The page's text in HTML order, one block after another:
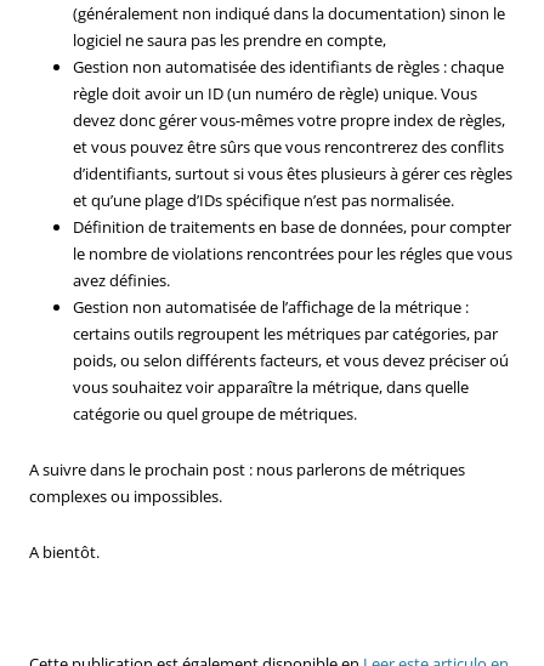
(généralement non indiqué dans la documentation) sinon le
logiciel ne saura pas les prendre en compte,
Gestion non automatisée des identifiants de règles : chaque
règle doit avoir un ID (un numéro de règle) unique. Vous
devez donc gérer vous-mêmes votre propre index de règles,
et vous pouvez être sûrs que vous rencontrerez des conflits
d’identifiants, surtout si vous êtes plusieurs à gérer ces règles
et qu’une plage d’IDs spécifique n’est pas normalisée.
Définition de traitements en base de données, pour compter
le nombre de violations rencontrées pour les régles que vous
avez définies.
Gestion non automatisée de l’affichage de la métrique :
certains outils regroupent les métriques par catégories, par
poids, ou selon différents facteurs, et vous devez préciser oú
vous souhaitez voir apparaître la métrique, dans quelle
catégorie ou quel groupe de métriques.
A suivre dans le prochain post : nous parlerons de métriques
complexes ou impossibles.
A bientôt.